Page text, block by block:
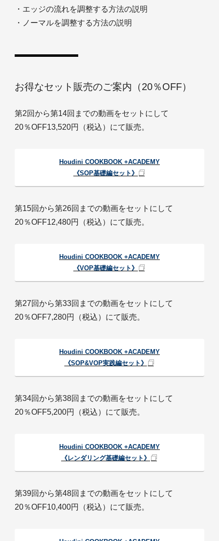
・エッジの流れを調整する方法の説明
・ノーマルを調整する方法の説明
お得なセット販売のご案内（20％OFF）
第2回から第14回までの動画をセットにして
20％OFF13,520円（税込）にて販売。
Houdini COOKBOOK +ACADEMY
《SOP基礎編セット》
第15回から第26回までの動画をセットにして
20％OFF12,480円（税込）にて販売。
Houdini COOKBOOK +ACADEMY
《VOP基礎編セット》
第27回から第33回までの動画をセットにして
20％OFF7,280円（税込）にて販売。
Houdini COOKBOOK +ACADEMY
《SOP&VOP実践編セット》
第34回から第38回までの動画をセットにして
20％OFF5,200円（税込）にて販売。
Houdini COOKBOOK +ACADEMY
《レンダリング基礎編セット》
第39回から第48回までの動画をセットにして
20％OFF10,400円（税込）にて販売。